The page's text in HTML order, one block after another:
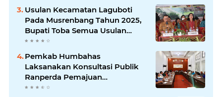
Usulan Kecamatan Laguboti
Pada Musrenbang Tahun 2025,
Bupati Toba Semua Usulan
Harus Mendukung
Pertumbuhan Pariwisata.
Pemkab Humbahas
Laksanakan Konsultasi Publik
Ranperda Pemajuan
Kebudayaan Daerah